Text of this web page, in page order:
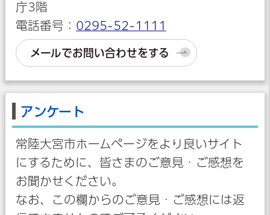
庁3階
電話番号： 0295-52-1111
メールでお問い合わせをする
アンケート
常陸大宮市ホームページをより良いサイト
にするために、皆さまのご意見・ご感想を
お聞かせください。
なお、この欄からのご意見・ご感想には返